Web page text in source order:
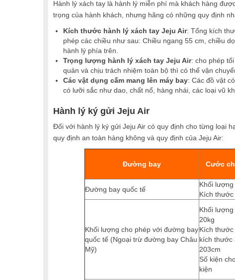
Hành lý xách tay là hành lý miễn phí mà khách hàng
trọng của hành khách, nhưng hãng có những quy định
Kích thước hành lý xách tay Jeju Air: Tổng kích
phép các chiều như sau: Chiều ngang 55 cm, chiều
hành lý phía trên.
Trọng lượng hành lý xách tay Jeju Air: cho phép
quản và chịu trách nhiệm toàn bộ thì có thể vận
Các vật dụng cấm mang lên máy bay: Các đồ vật
có lưỡi sắc như dao, chất nổ, hàng nhái, các loại vũ
Hành lý ký gửi Jeju Air
Đối với hành lý ký gửi Jeju Air có quy định cho từng loại
quy định an toàn hàng không và quy định của Jeju Air:
Đường bay Cước
Đường bay quốc tế
Khối
Kích
Khối lượng cho phép với đường bay
quốc tế (Ngoại trừ đường bay Châu
Mỹ)
Khối lượng
20kg
Kích thước
kích thước
203cm
Số kiện
kiện